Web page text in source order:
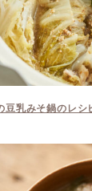
豆乳みそ鍋のレシ